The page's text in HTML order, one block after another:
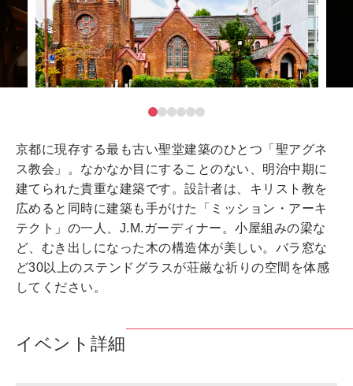
京都に現存する最も古い聖堂建築のひとつ「聖アグネ
ス教会」。なかなか目にすることのない、明治中期に
建てられた貴重な建築です。設計者は、キリスト教を
広めると同時に建築も手がけた「ミッション・アーキ
テクト」の一人、J.M.ガーディナー。小屋組みの梁な
ど、むき出しになった木の構造体が美しい。バラ窓な
ど30以上のステンドグラスが荘厳な祈りの空間を体感
してください。
イベント詳細